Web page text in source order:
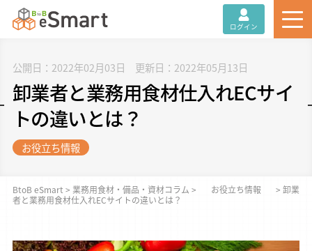
ログイン
公開日：2022年02月03日 更新日：2022年05月13日
卸業者と業務用食材仕入れECサイ
トの違いとは？
お役立ち情報
BtoB eSmart > 業務用食材・備品・資材コラム > お役立ち情報 > 卸業
者と業務用食材仕入れECサイトの違いとは？